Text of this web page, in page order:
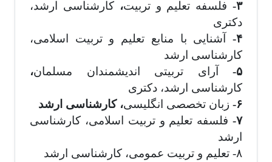
۳-
فلسفه تعلیم و تربیت،کارشناسی ارشد،
دکتری
۴-
آشنایی با منابع تعلیم و تربیت اسلامی،
کارشناسی ارشد
۵-
آرای تربیتی اندیشمندان مسلمان،
کارشناسی ارشد، دکتری
۶-
زبان تخصصی انگلیسی، کارشناسی ارشد
۷-
فلسفه تعلیم و تربیت اسلامی، کارشناسی
ارشد
۸- تعلیم و تربیت عمومی، کارشناسی ارشد